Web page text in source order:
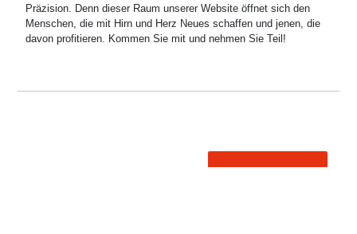
Präzision. Denn dieser Raum unserer Website öffnet sich den
Menschen, die mit Hirn und Herz Neues schaffen und jenen, die
davon profitieren. Kommen Sie mit und nehmen Sie Teil!